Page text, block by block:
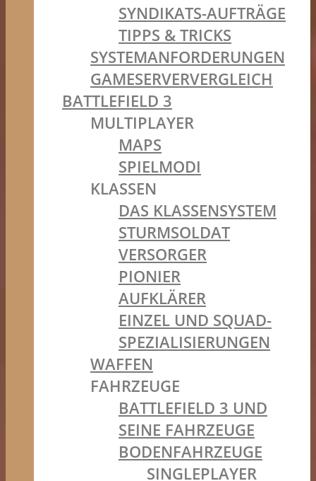
SYNDIKATS-AUFTRÄGE
TIPPS & TRICKS
SYSTEMANFORDERUNGEN
GAMESERVERVERGLEICH
BATTLEFIELD 3
MULTIPLAYER
MAPS
SPIELMODI
KLASSEN
DAS KLASSENSYSTEM
STURMSOLDAT
VERSORGER
PIONIER
AUFKLÄRER
EINZEL UND SQUAD-
SPEZIALISIERUNGEN
WAFFEN
FAHRZEUGE
BATTLEFIELD 3 UND
SEINE FAHRZEUGE
BODENFAHRZEUGE
SINGLEPLAYER